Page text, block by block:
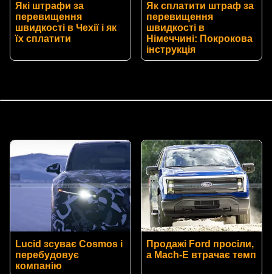
Які штрафи за
перевищення
швидкості в Чехії і як
їх сплатити
Як сплатити штраф за
перевищення
швидкості в
Німеччині: Покрокова
інструкція
Lucid зсуває Cosmos і
перебудовує
компанію
Продажі Ford просіли,
а Mach-E втрачає темп